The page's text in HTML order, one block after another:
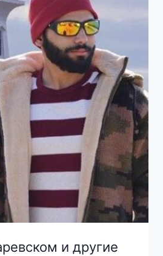
и другие